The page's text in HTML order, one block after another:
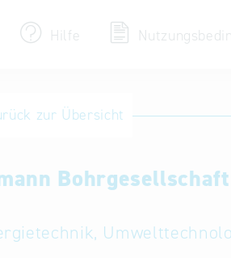
Hilfe
/ löschen
Ihren bestehenden Eintrag
zur Übersicht
Bohrgesellschaft